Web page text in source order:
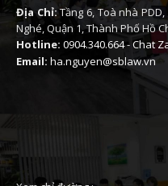
Địa Chỉ:Tầng 6, Toà nhà
Nghé, Quận 1, Thành Phố Hồ
Hotline: 0904.340.664-Chat
Email: ha.nguyen@sblaw.vn